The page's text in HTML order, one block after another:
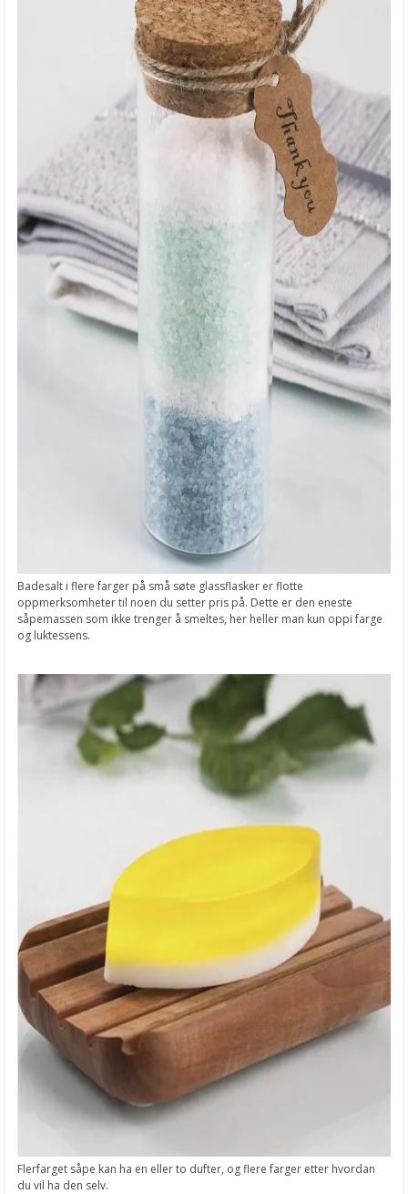
Badesalt i flere farger på små søte glassflasker er flotte
oppmerksomheter til noen du setter pris på. Dette er den eneste
såpemassen som ikke trenger å smeltes, her heller man kun oppi farge
og luktessens.
Flerfarget såpe kan ha en eller to dufter, og flere farger etter hvordan
du vil ha den selv.